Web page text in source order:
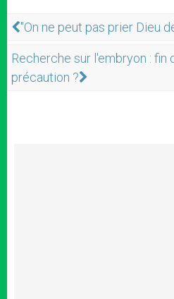
"On ne peut pas prier Dieu
Recherche sur l'embryon : fin
précaution ?